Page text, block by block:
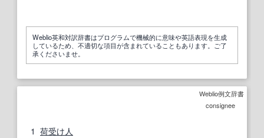
Weblio英和対訳辞書はプログラムで機械的に意味や英語表現を生成
しているため、不適切な項目が含まれていることもあります。ご了
承くださいませ。
Weblio例文辞書
consignee
1 荷受け人